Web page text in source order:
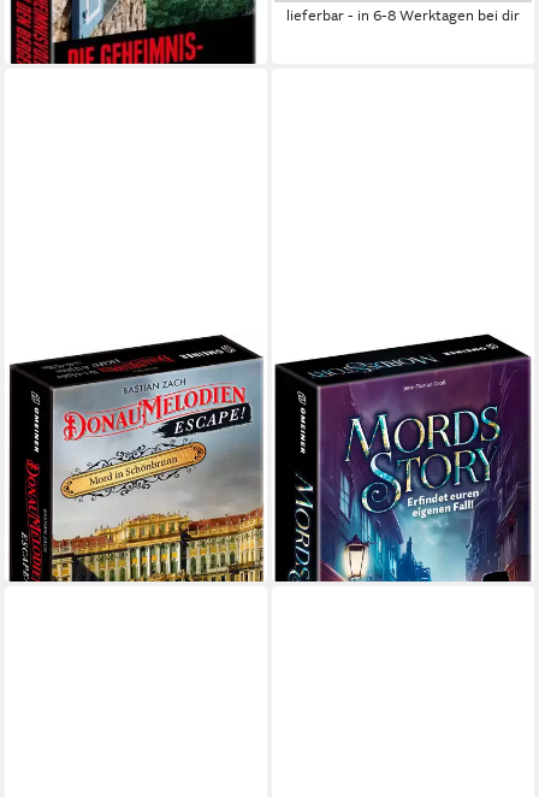
-15%
lieferbar - in 6-8 Werktagen bei dir
lieferbar - in 6-8 Werktagen bei dir
GMEINER
Spiel Donaumelodien Escape -
Mord in Schönbrunn,
Familienspiel, Made in
Germany
ab 14,94 € UVP 16,99 €
-12%
lieferbar - in 6-8 Werktagen bei dir
GMEINER
Spiel MordsStory,
Familienspiel, Made in
Germany
ab 14,54 €
lieferbar - in 6-8 Werktagen bei dir